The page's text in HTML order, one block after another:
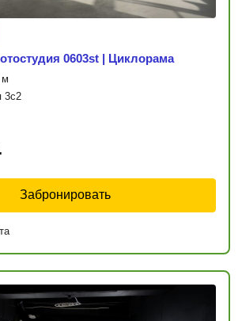
0603st | Циклорама
м
3с2
Забронировать